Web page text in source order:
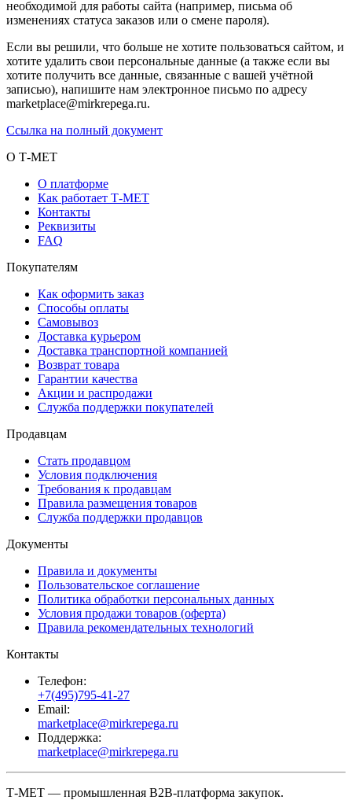
необходимой для работы сайта (например, письма об
изменениях статуса заказов или о смене пароля).
Если вы решили, что больше не хотите пользоваться сайтом, и
хотите удалить свои персональные данные (а также если вы
хотите получить все данные, связанные с вашей учётной
записью), напишите нам электронное письмо по адресу
marketplace@mirkrepega.ru.
Ссылка на полный документ
О Т-МЕТ
О платформе
Как работает Т-МЕТ
Контакты
Реквизиты
FAQ
Покупателям
Как оформить заказ
Способы оплаты
Самовывоз
Доставка курьером
Доставка транспортной компанией
Возврат товара
Гарантии качества
Акции и распродажи
Служба поддержки покупателей
Продавцам
Стать продавцом
Условия подключения
Требования к продавцам
Правила размещения товаров
Служба поддержки продавцов
Документы
Правила и документы
Пользовательское соглашение
Политика обработки персональных данных
Условия продажи товаров (оферта)
Правила рекомендательных технологий
Контакты
Телефон:
+7(495)795-41-27
Email:
marketplace@mirkrepega.ru
Поддержка:
marketplace@mirkrepega.ru
Т-МЕТ — промышленная B2B-платформа закупок.